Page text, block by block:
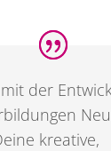
der
kreative,